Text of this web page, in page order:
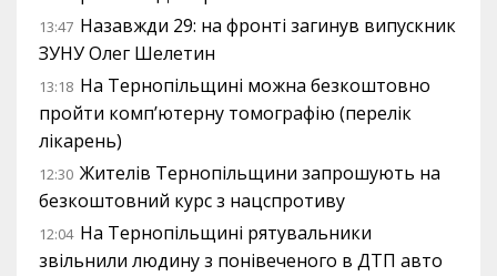
13:47 Назавжди 29: на фронті загинув випускник
ЗУНУ Олег Шелетин
13:18 На Тернопільщині можна безкоштовно
пройти комп’ютерну томографію (перелік
лікарень)
12:30 Жителів Тернопільщини запрошують на
безкоштовний курс з нацспротиву
12:04 На Тернопільщині рятувальники
звільнили людину з понівеченого в ДТП авто